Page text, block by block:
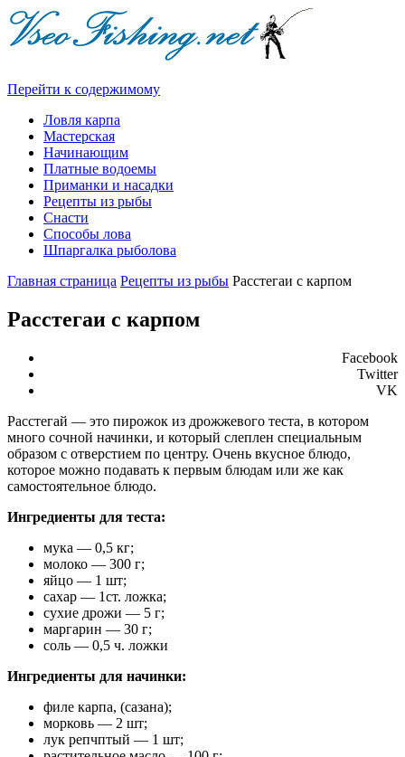
Перейти к содержимому
Ловля карпа
Мастерская
Начинающим
Платные водоемы
Приманки и насадки
Рецепты из рыбы
Снасти
Способы лова
Шпаргалка рыболова
Главная страница Рецепты из рыбы Расстегаи с карпом
Расстегаи с карпом
Facebook
Twitter
VK
Расстегай — это пирожок из дрожжевого теста, в котором
много сочной начинки, и который слеплен специальным
образом с отверстием по центру. Очень вкусное блюдо,
которое можно подавать к первым блюдам или же как
самостоятельное блюдо.
Ингредиенты для теста:
мука — 0,5 кг;
молоко — 300 г;
яйцо — 1 шт;
сахар — 1ст. ложка;
сухие дрожи — 5 г;
маргарин — 30 г;
соль — 0,5 ч. ложки
Ингредиенты для начинки:
филе карпа, (сазана);
морковь — 2 шт;
лук репчптый — 1 шт;